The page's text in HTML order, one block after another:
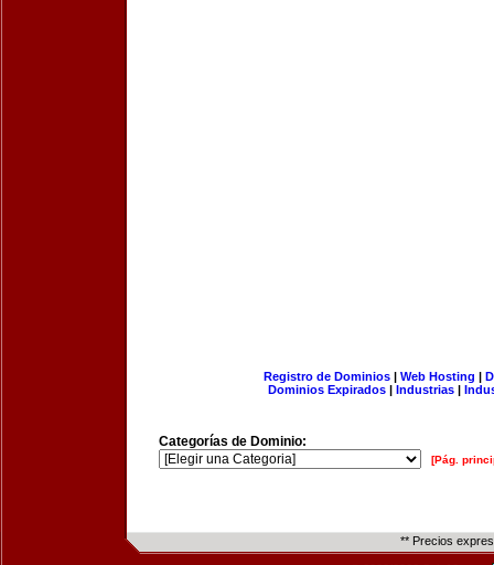
Registro de Dominios| Web Hosting |
Dominios Expirados | Industrias |
Categorías de Dominio:
[Pág.
** Precios